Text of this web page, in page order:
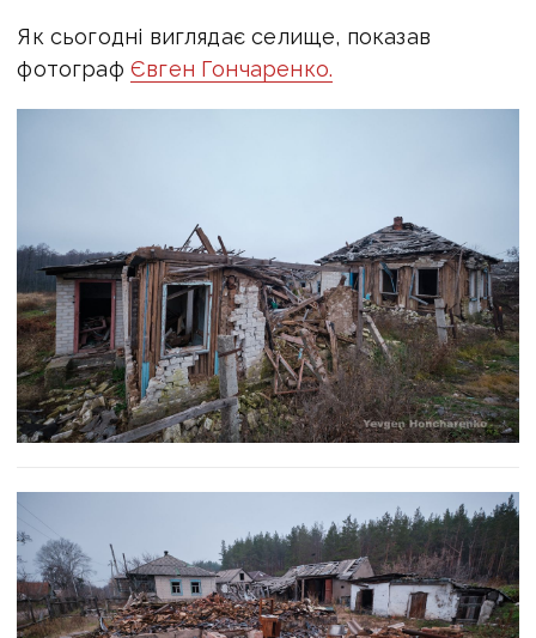
Як сьогодні виглядає селище, показав
фотографЄвген Гончаренко.